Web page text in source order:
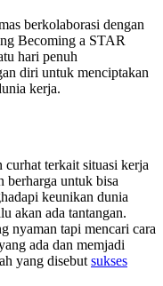
berkolaborasi dengan
Becoming a STAR
hari penuh
diri untuk menciptakan
kerja.
curhat terkait situasi kerja
berharga untuk bisa
keunikan dunia
akan ada tantangan.
nyaman tapi mencari cara
ada dan memjadi
yang disebutsukses